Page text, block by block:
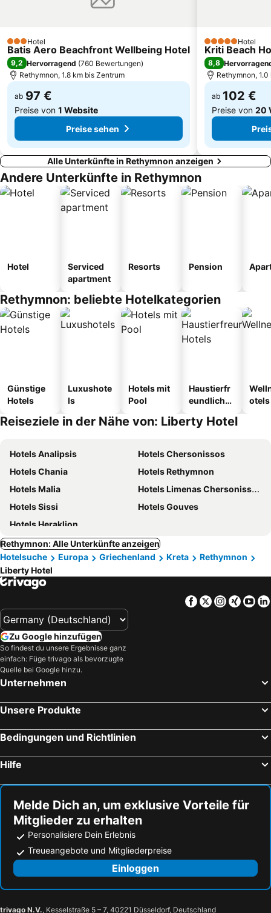
Municipal Regional Theatre of Crete
KTEL Chanion
Knossos
Rethymno Gallos Stadium
3 Sterne
Hotel
Batis Aero Beachfront Wellbeing Hotel
9,2 Hervorragend (760 Bewertungen)
Rethymnon, 1.8 km bis Zentrum
ab 97 €
Preise von 1 Website
Preise sehen
5 SterneHotel
Kriti Beach
8,8
Rethymnon,
ab 102 €
Preise von 20
Alle Unterkünfte in Rethymnon anzeigen
Andere Unterkünfte in Rethymnon
Hotel
Serviced
apartment
Resorts Pension
Rethymnon: beliebte Hotelkategorien
Günstige
Hotels
Luxushote
ls
Hotels mit
Pool
Haustierfr
eundliche
otels
Reiseziele in der Nähe von: Liberty Hotel
Hotels Analipsis
Hotels Chersonissos
Hotels Chania
Hotels Rethymnon
Hotels Malia
Hotels Limenas Chersonissos
Hotels Sissi
Hotels Gouves
Hotels Heraklion
Rethymnon: Alle Unterkünfte anzeigen
Hotelsuche
Europa Griechenland Kreta
Rethymnon
Liberty Hotel
Facebook
TwitterXing
Zu Google hinzufügen
So findest du unsere Ergebnisse ganz
einfach: Füge trivago als bevorzugte
Quelle bei Google hinzu.
Unternehmen
Unsere Produkte
Bedingungen und Richtlinien
Hilfe
Melde Dich an, um exklusive Vorteile für
Mitglieder zu erhalten
Personalisiere Dein Erlebnis
Treueangebote und Mitgliederpreise
Einloggen
trivago N.V., Kesselstraße 5 – 7, 40221 Düsseldorf, Deutschland